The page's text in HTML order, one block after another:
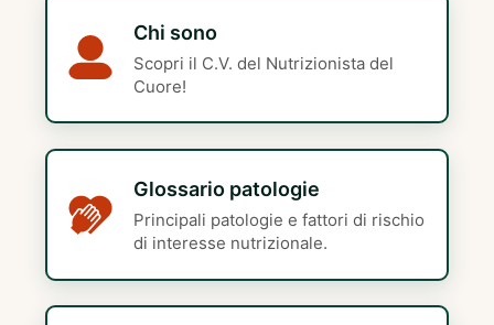
Chi sono
Scopri il C.V. del Nutrizionista del
Cuore!
Glossario patologie
Principali patologie e fattori di rischio
di interesse nutrizionale.